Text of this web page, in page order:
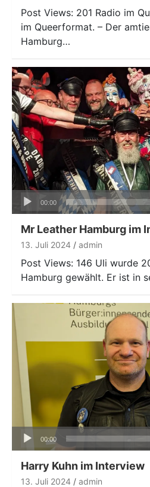
Post Views: 201 Radio im
im Queerformat. – Der
Hamburg…
Audio-
Player
00:00
Mr Leather Hamburg im
13. Juli 2024 admin
Post Views: 146 Uli wurde
Hamburg gewählt. Er ist in
Audio-
00:00
Harry Kuhn im Interview
13. Juli 2024 admin